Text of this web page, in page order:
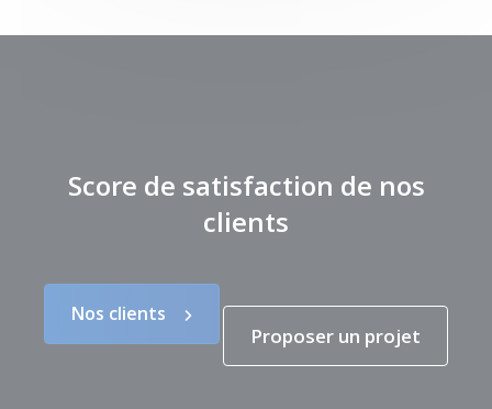
Score de satisfaction de nos
clients
Nos clients
Proposer un projet